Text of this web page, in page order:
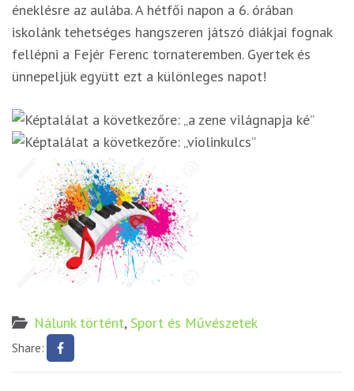
éneklésre az aulába. A hétfői napon a 6. órában
iskolánk tehetséges hangszeren játszó diákjai fognak
fellépni a Fejér Ferenc tornateremben. Gyertek és
ünnepeljük együtt ezt a különleges napot!
Nálunk történt, Sport és Művészetek
Share: